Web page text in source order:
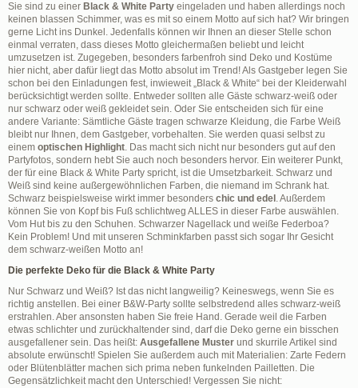
Sie sind zu einer Black & White Party eingeladen und haben allerdings noch
keinen blassen Schimmer, was es mit so einem Motto auf sich hat? Wir bringen
gerne Licht ins Dunkel. Jedenfalls können wir Ihnen an dieser Stelle schon
einmal verraten, dass dieses Motto gleichermaßen beliebt und leicht
umzusetzen ist. Zugegeben, besonders farbenfroh sind Deko und Kostüme
hier nicht, aber dafür liegt das Motto absolut im Trend! Als Gastgeber legen Sie
schon bei den Einladungen fest, inwieweit „Black & White“ bei der Kleiderwahl
berücksichtigt werden sollte. Entweder sollten alle Gäste schwarz-weiß oder
nur schwarz oder weiß gekleidet sein. Oder Sie entscheiden sich für eine
andere Variante: Sämtliche Gäste tragen schwarze Kleidung, die Farbe Weiß
bleibt nur Ihnen, dem Gastgeber, vorbehalten. Sie werden quasi selbst zu
einem optischen Highlight. Das macht sich nicht nur besonders gut auf den
Partyfotos, sondern hebt Sie auch noch besonders hervor. Ein weiterer Punkt,
der für eine Black & White Party spricht, ist die Umsetzbarkeit. Schwarz und
Weiß sind keine außergewöhnlichen Farben, die niemand im Schrank hat.
Schwarz beispielsweise wirkt immer besonders chic und edel . Außerdem
können Sie von Kopf bis Fuß schlichtweg ALLES in dieser Farbe auswählen.
Vom Hut bis zu den Schuhen. Schwarzer Nagellack und weiße Federboa?
Kein Problem! Und mit unseren Schminkfarben passt sich sogar Ihr Gesicht
dem schwarz-weißen Motto an!
Die perfekte Deko für die Black & White Party
Nur Schwarz und Weiß? Ist das nicht langweilig? Keineswegs, wenn Sie es
richtig anstellen. Bei einer B&W-Party sollte selbstredend alles schwarz-weiß
erstrahlen. Aber ansonsten haben Sie freie Hand. Gerade weil die Farben
etwas schlichter und zurückhaltender sind, darf die Deko gerne ein bisschen
ausgefallener sein. Das heißt: Ausgefallene Muster und skurrile Artikel sind
absolute erwünscht! Spielen Sie außerdem auch mit Materialien: Zarte Federn
oder Blütenblätter machen sich prima neben funkelnden Pailletten. Die
Gegensätzlichkeit macht den Unterschied! Vergessen Sie nicht: